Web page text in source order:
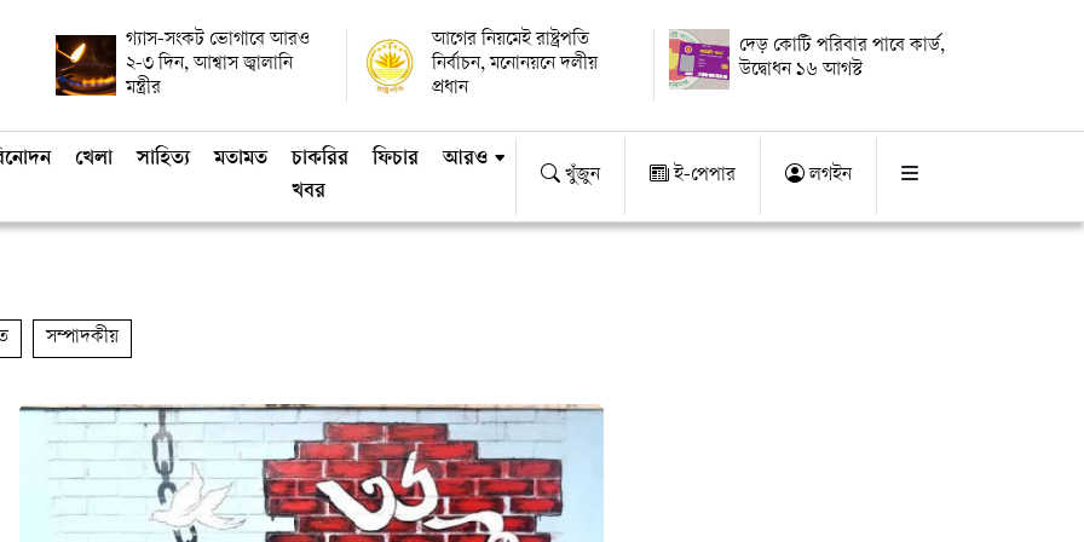
গ্যাস-সংকট ভোগাবে আরও
২-৩ দিন, আশ্বাস জ্বালানি
মন্ত্রীর
আগের নিয়মেই রাষ্ট্রপতি
নির্বাচন, মনোনয়নে দলীয়
প্রধান
দেড় কোটি পরিবার পাবে কার্ড,
উদ্বোধন ১৬ আগস্ট
খেলা সাহিত্য মতামত
চাকরির
খবর
ফিচার আরও
খুঁজুন ই-পেপার লগইন
সম্পাদকীয়